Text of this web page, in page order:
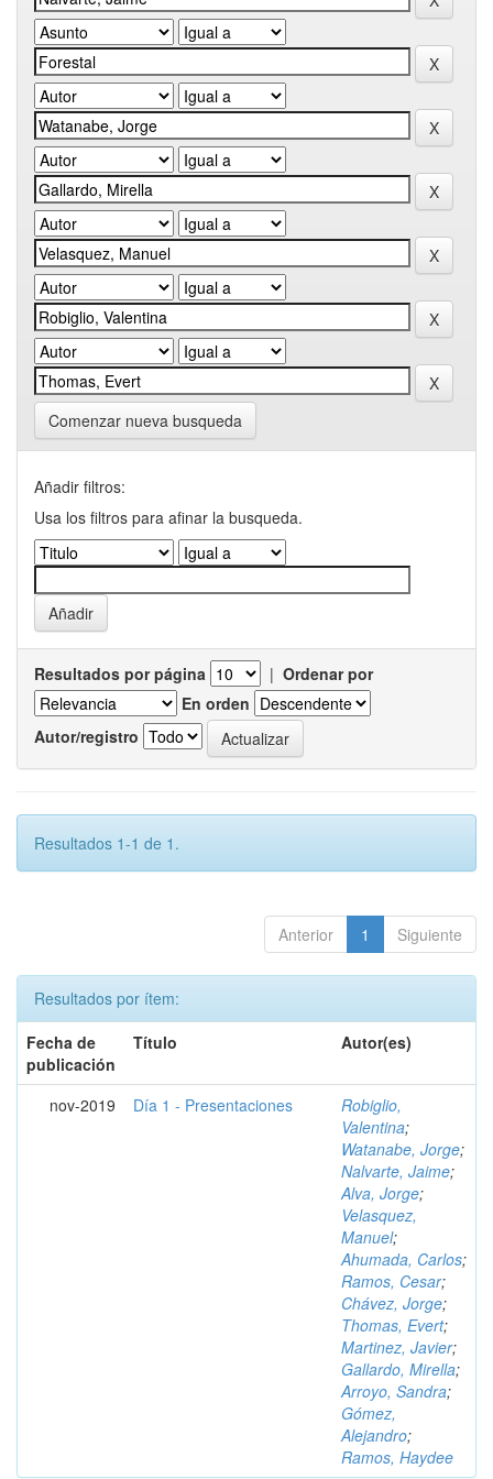
Comenzar nueva busqueda
Añadir filtros:
Usa los filtros para afinar la busqueda.
Resultados por página | Ordenar por
En orden
Autor/registro
Resultados 1-1 de 1.
Anterior 1 Siguiente
Resultados por ítem:
Fecha de
publicación
Título Autor(es)
nov-2019 Día 1 - Presentaciones
Robiglio,
Valentina;
Watanabe, Jorge;
Nalvarte, Jaime;
Alva, Jorge;
Velasquez,
Manuel;
Ahumada, Carlos;
Ramos, Cesar;
Chávez, Jorge;
Thomas, Evert;
Martinez, Javier;
Gallardo, Mirella;
Arroyo, Sandra;
Gómez,
Alejandro;
Ramos, Haydee